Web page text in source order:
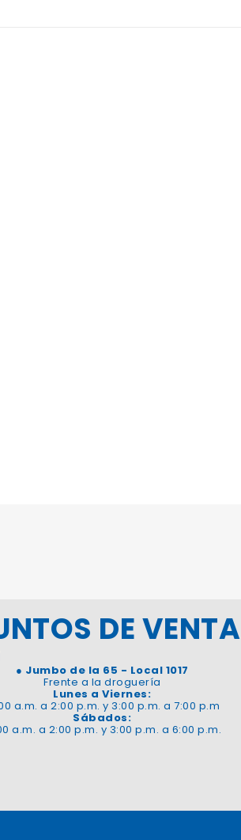
DE VENTA
● Jumbo de la 65 - Local 1017
Frente a la droguería
Lunes a Viernes:
a.m. a 2:00 p.m. y 3:00 p.m. a 7:00 p.m
Sábados:
a.m. a 2:00 p.m. y 3:00 p.m. a 6:00 p.m.